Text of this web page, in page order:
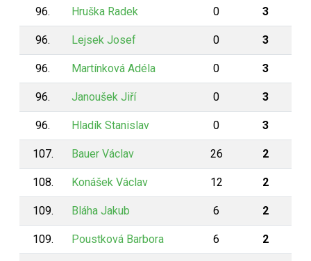
96. Hruška Radek 0 3
96. Lejsek Josef 0 3
96. Martínková Adéla 0 3
96. Janoušek Jiří 0 3
96. Hladík Stanislav 0 3
107. Bauer Václav 26 2
108. Konášek Václav 12 2
109. Bláha Jakub 6 2
109. Poustková Barbora 6 2